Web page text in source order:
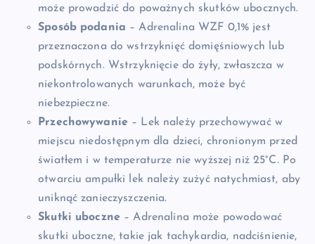
może prowadzić do poważnych skutków ubocznych.
Sposób podania – Adrenalina WZF 0,1% jest
przeznaczona do wstrzyknięć domięśniowych lub
podskórnych. Wstrzyknięcie do żyły, zwłaszcza w
niekontrolowanych warunkach, może być
niebezpieczne.
Przechowywanie – Lek należy przechowywać w
miejscu niedostępnym dla dzieci, chronionym przed
światłem i w temperaturze nie wyższej niż 25°C. Po
otwarciu ampułki lek należy zużyć natychmiast, aby
uniknąć zanieczyszczenia.
Skutki uboczne – Adrenalina może powodować
skutki uboczne, takie jak tachykardia, nadciśnienie,